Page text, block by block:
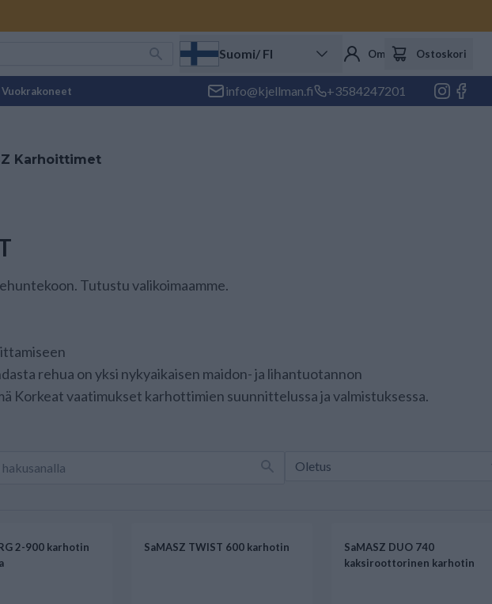
Suomi/ FI Oma tili Ostoskori
Vuokrakoneet info@kjellman.fi +3584247201
Karhoittimet
Tutustu valikoimaamme.
rehua on yksi nykyaikaisen maidon- ja lihantuotannon
Korkeat vaatimukset karhottimien suunnittelussa ja valmistuksessa.
2-900 karhotin
SaMASZ TWIST 600 karhotin
SaMASZ DUO 740
kaksiroottorinen karhotin